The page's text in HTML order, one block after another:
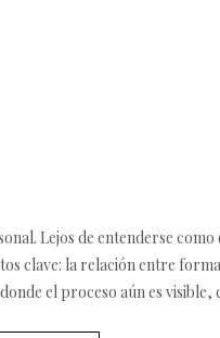
Lejos de entenderse
clave: la relación entre
el proceso aún es visible,